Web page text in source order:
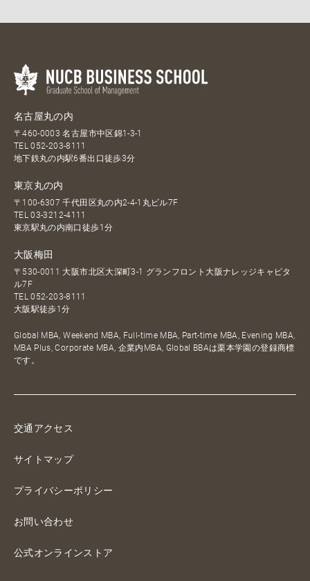
名古屋丸の内
〒460-0003 名古屋市中区錦1-3-1
TEL052-203-8111
地下鉄丸の内駅6番出口徒歩3分
東京丸の内
〒100-6307 千代田区丸の内2-4-1丸ビル7F
TEL03-3212-4111
東京駅丸の内南口徒歩1分
大阪梅田
〒530-0011 大阪市北区大深町3-1 グランフロント大阪ナレッジキャピタ
ル7F
TEL052-203-8111
大阪駅徒歩1分
Global MBA, Weekend MBA, Full-time MBA, Part-time MBA, Evening MBA,
MBA Plus, Corporate MBA, 企業内MBA, Global BBAは栗本学園の登録商標
です。
交通アクセス
サイトマップ
プライバシーポリシー
お問い合わせ
公式オンラインストア